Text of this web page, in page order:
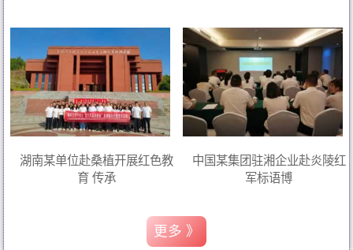
湖南某单位赴桑植开展红色教
育 传承
中国某集团驻湘企业赴炎陵红
军标语博
更多 》